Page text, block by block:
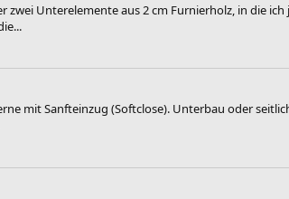
Unterelemente aus 2 cm Furnierholz, in die ich
mit Sanfteinzug (Softclose). Unterbau oder